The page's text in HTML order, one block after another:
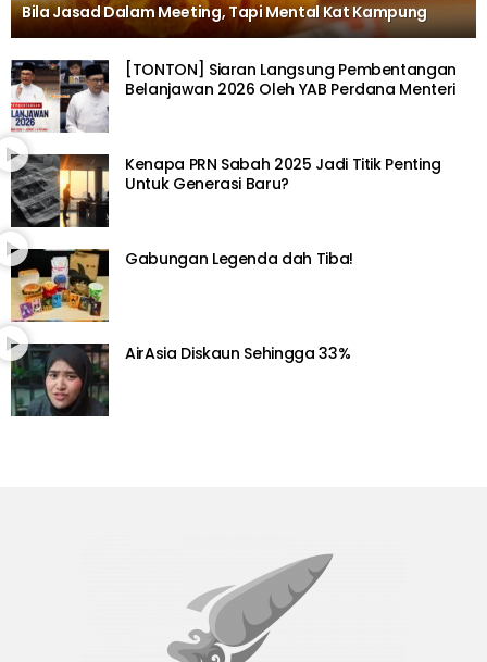
Bila Jasad Dalam Meeting, Tapi Mental Kat Kampung
[TONTON] Siaran Langsung Pembentangan
Belanjawan 2026 Oleh YAB Perdana Menteri
Kenapa PRN Sabah 2025 Jadi Titik Penting
Untuk Generasi Baru?
Gabungan Legenda dah Tiba!
AirAsia Diskaun Sehingga 33%